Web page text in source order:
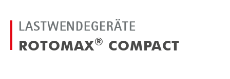
LASTWENDEGERÄTE
ROTOMAX® COMPACT